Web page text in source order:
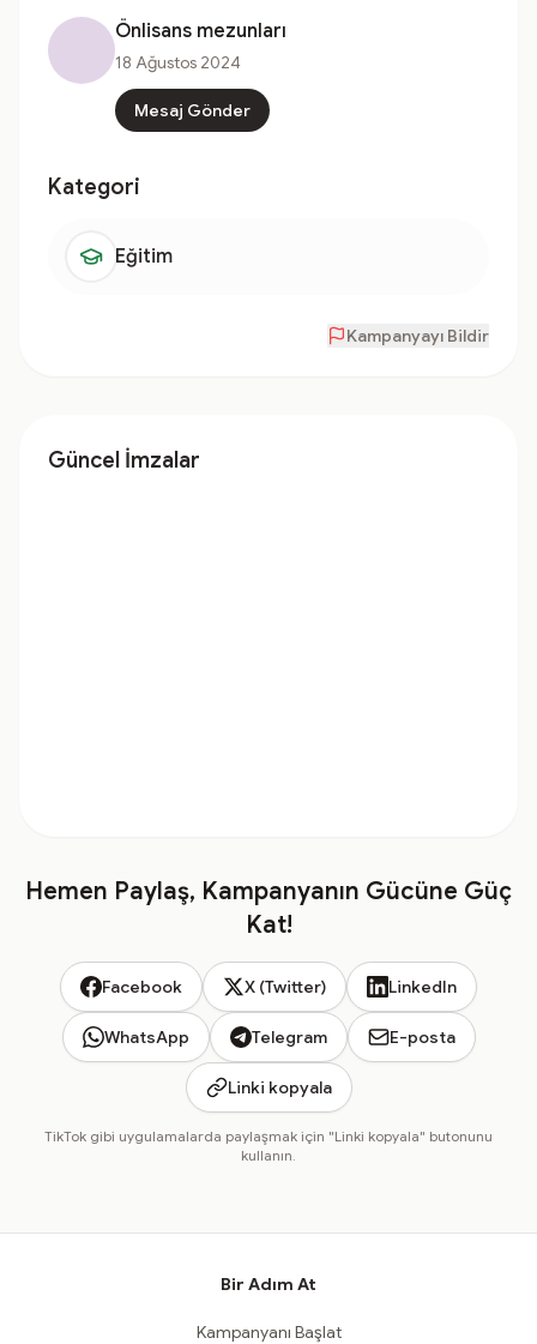
Önlisans mezunları
18 Ağustos 2024
Mesaj Gönder
Kategori
Eğitim
Kampanyayı Bildir
Güncel İmzalar
Hemen Paylaş, Kampanyanın Gücüne Güç
Kat!
Facebook X (Twitter) LinkedIn
WhatsApp Telegram E-posta
Linki kopyala
TikTok gibi uygulamalarda paylaşmak için "Linki kopyala" butonunu
kullanın.
Bir Adım At
Kampanyanı Başlat